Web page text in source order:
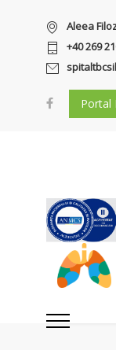
Aleea
+40 269
Portal